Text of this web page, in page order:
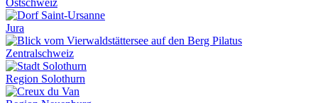
Ostschweiz
Jura
Zentralschweiz
Region Solothurn